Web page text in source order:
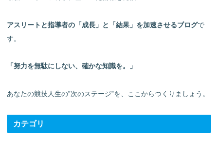
アスリートと指導者の「成長」と「結果」を加速させるブログで
す。
「努力を無駄にしない、確かな知識を。」
あなたの競技人生の”次のステージ”を、ここからつくりましょう。
カテゴリ